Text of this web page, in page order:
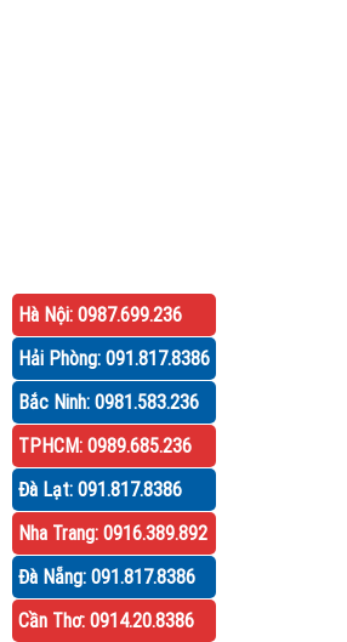
Hà Nội: 0987.699.236
Hải Phòng: 091.817.8386
Bắc Ninh: 0981.583.236
TPHCM: 0989.685.236
Đà Lạt: 091.817.8386
Nha Trang: 0916.389.892
Đà Nẵng: 091.817.8386
Cần Thơ: 0914.20.8386